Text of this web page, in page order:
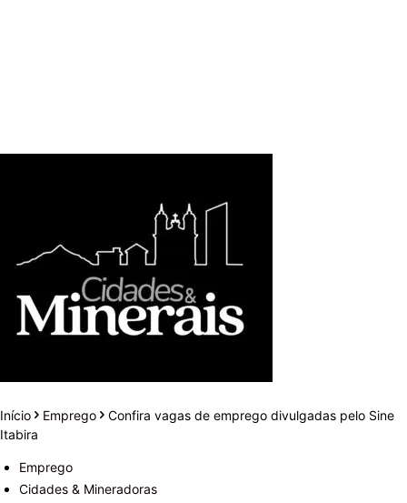
Início Emprego
Confira vagas de emprego divulgadas pelo Sine
Itabira
Emprego
Cidades & Mineradoras